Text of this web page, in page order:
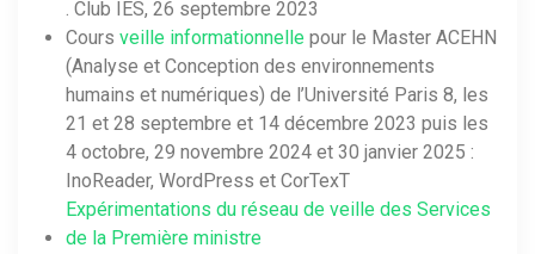
. Club IES, 26 septembre 2023
Cours veille informationnelle pour le Master ACEHN
(Analyse et Conception des environnements
humains et numériques) de l’Université Paris 8, les
21 et 28 septembre et 14 décembre 2023 puis les
4 octobre, 29 novembre 2024 et 30 janvier 2025 :
InoReader, WordPress et CorTexT
Expérimentations du réseau de veille des Services
de la Première ministre